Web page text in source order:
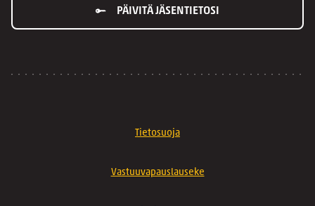
PÄIVITÄ JÄSENTIETOSI
Tietosuoja
Vastuuvapauslauseke